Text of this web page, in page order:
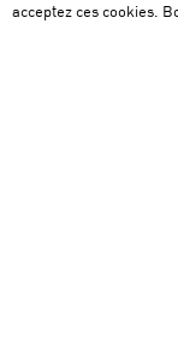
Actus
acceptez ces cookies.